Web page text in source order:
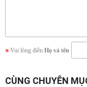
Vui lòng điền Họ và tên
CÙNG CHUYÊN